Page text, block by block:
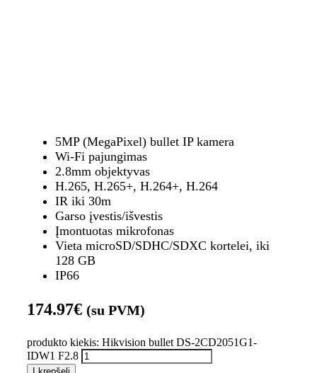
5MP (MegaPixel) bullet IP kamera
Wi-Fi pajungimas
2.8mm objektyvas
H.265, H.265+, H.264+, H.264
IR iki 30m
Garso įvestis/išvestis
Įmontuotas mikrofonas
Vieta microSD/SDHC/SDXC kortelei, iki
128 GB
IP66
174.97€ (su PVM)
produkto kiekis: Hikvision bullet DS-2CD2051G1-
IDW1 F2.8